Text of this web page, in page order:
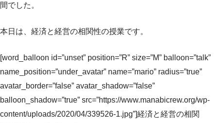
間でした。
本日は、経済と経営の相関性の授業です。
[word_balloon id=”unset” position=”R” size=”M” balloon=”talk”
name_position=”under_avatar” name=”mario” radius=”true”
avatar_border=”false” avatar_shadow=”false”
balloon_shadow=”true” src=”https://www.manabicrew.org/wp-
content/uploads/2020/04/339526-1.jpg”]経済と経営の相関